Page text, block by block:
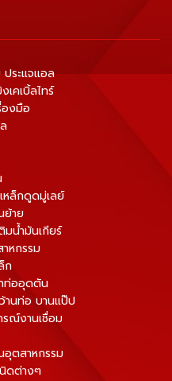
ประแจแอล
คเบิ้ลไทร์
องมือ
หล็กดูดมู่เลย์
ย้าย
มน้ำมันเกียร์
หกรรม
ก
ท่ออุดตัน
านท่อ บานแป๊ป
รณ์งานเชื่อม
อุตสาหกรรม
ดต่างๆ